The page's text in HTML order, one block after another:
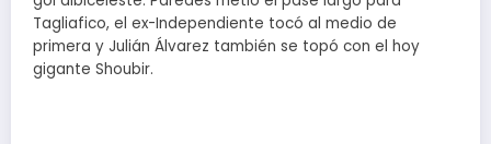
Tagliafico, el ex-Independiente tocó al medio de
primera y Julián Álvarez también se topó con el hoy
gigante Shoubir.